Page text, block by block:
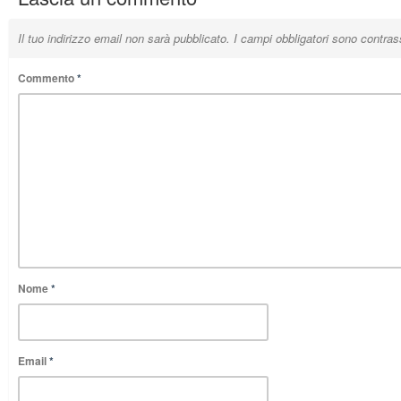
Il tuo indirizzo email non sarà pubblicato. I campi obbligatori sono
Commento*
Nome*
Email*